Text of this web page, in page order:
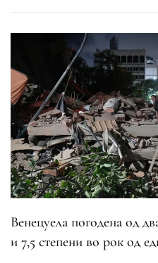
Венецуела погодена од
и 7,5 степени во рок од